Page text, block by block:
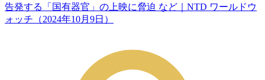
告発する「国有器官」の上映に脅迫 など｜NTD ワールドウ
ォッチ（2024年10月9日）